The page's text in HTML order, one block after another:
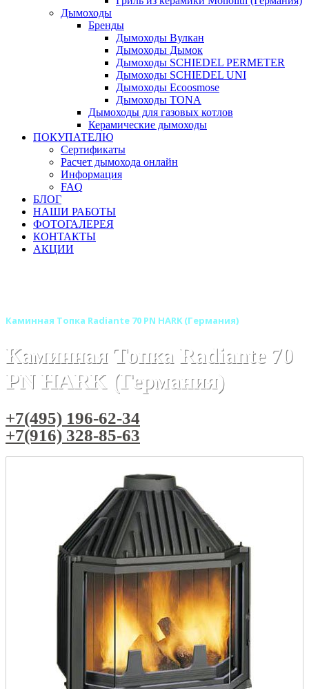
Дымоходы
Бренды
Дымоходы Вулкан
Дымоходы Дымок
Дымоходы SCHIEDEL PERMETER
Дымоходы SCHIEDEL UNI
Дымоходы Ecoosmose
Дымоходы TONA
Дымоходы для газовых котлов
Керамические дымоходы
ПОКУПАТЕЛЮ
Сертификаты
Расчет дымохода онлайн
Информация
FAQ
БЛОГ
НАШИ РАБОТЫ
ФОТОГАЛЕРЕЯ
КОНТАКТЫ
АКЦИИ
Каминная Топка Radiante 70 PN HARK (Германия)
Каминная Топка Radiante 70
PN HARK (Германия)
+7(495) 196-62-34
+7(916) 328-85-63